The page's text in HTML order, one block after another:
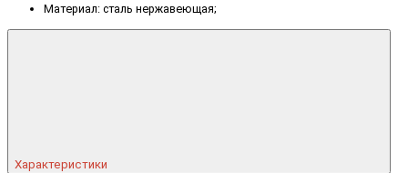
Материал: сталь нержавеющая;
Характеристики